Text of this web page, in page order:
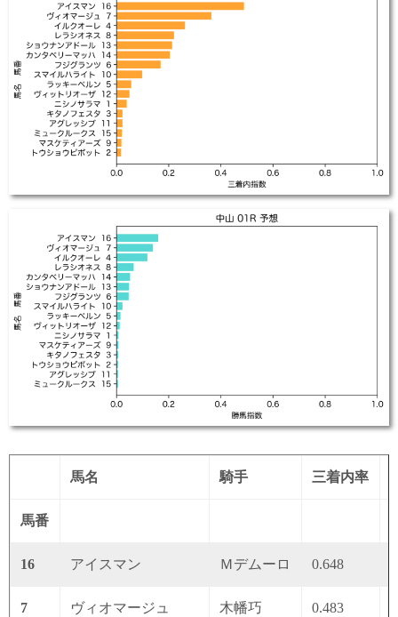
馬名 騎手 三着内率
馬番
16 アイスマン Ｍデムーロ 0.648
7 ヴィオマージュ 木幡巧 0.483